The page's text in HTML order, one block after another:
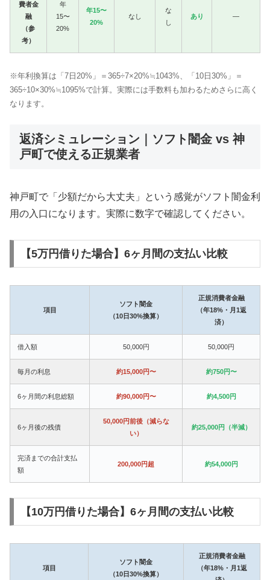
費者金
融
（参
考）
年
15〜
20%
年15〜
20%
なし
な
し
あり —
※年利換算は「7日20%」＝365÷7×20%≒1043%、「10日30%」＝
365÷10×30%≒1095%で計算。実際には手数料も加わるためさらに高く
なります。
返済シミュレーション｜ソフト闇金 vs 神
戸町で使える正規業者
神戸町で「少額だから大丈夫」という感覚がソフト闇金利
用の入口になります。実際に数字で確認してください。
【5万円借りた場合】6ヶ月間の支払い比較
項目
ソフト闇金
（10日30%換算）
正規消費者金融
（年18%・月1返
済）
借入額 50,000円 50,000円
毎月の利息 約15,000円〜 約750円〜
6ヶ月間の利息総額 約90,000円〜 約4,500円
6ヶ月後の残債
50,000円前後（減らな
い）
約25,000円（半減）
完済までの合計支払
額
200,000円超 約54,000円
【10万円借りた場合】6ヶ月間の支払い比較
項目
ソフト闇金
（10日30%換算）
正規消費者金融
（年18%・月1返